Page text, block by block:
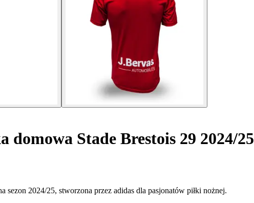
domowa Stade Brestois 29 2024/25
sezon 2024/25, stworzona przez adidas dla pasjonatów piłki nożnej.